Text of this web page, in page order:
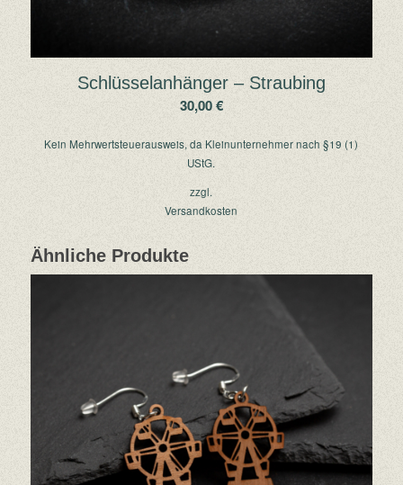
Schlüsselanhänger – Straubing
30,00€
Kein Mehrwertsteuerausweis, da Kleinunternehmer nach §19 (1)
UStG.
zzgl.
Versandkosten
Ähnliche Produkte